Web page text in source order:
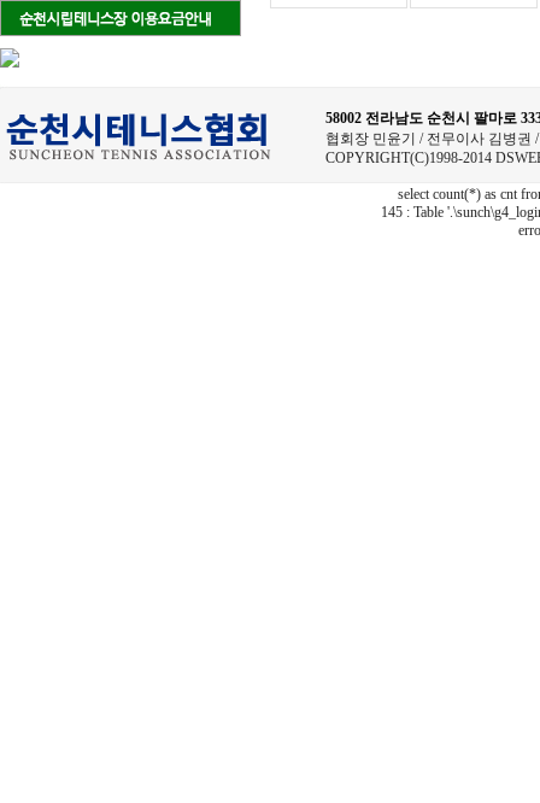
58002 전라남도 순천시 팔마로
협회장 민윤기 / 전무이사 김병권
COPYRIGHT(C)1998-2014
select count(*) as cnt
145 : Table